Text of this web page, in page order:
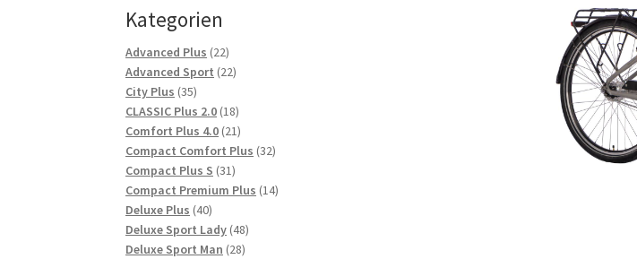
Kategorien
Advanced Plus 2222
Produkte
Advanced Sport 2222
City Plus 3535
Produkte
CLASSIC Plus 2.0 1818
Produkte
Comfort Plus 4.0 2121
Produkte
Compact Comfort Plus 3232
Compact Plus S 3131
Produkte
Compact Premium Plus 1414
Deluxe Plus 4040
Produkte
Deluxe Sport Lady 4848
Deluxe Sport Man 2828